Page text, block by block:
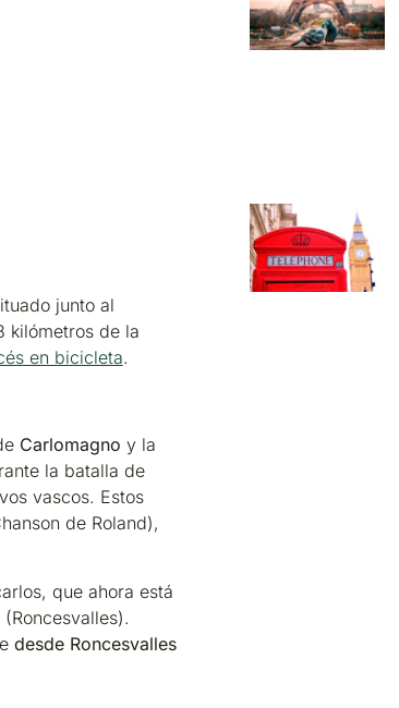
junto al
kilómetros de la
en bicicleta.
Carlomagno y la
la batalla de
vascos. Estos
de Roland),
que ahora está
desde Roncesvalles